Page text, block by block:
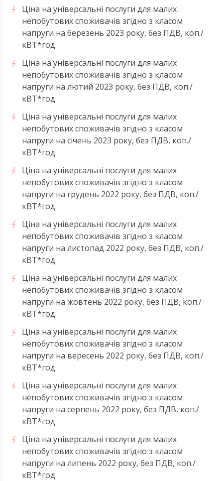
Ціна на універсальні послуги для малих
непобутових споживачів згідно з класом
напруги на березень 2023 року, без ПДВ, коп./
кВТ*год
Ціна на універсальні послуги для малих
непобутових споживачів згідно з класом
напруги на лютий 2023 року, без ПДВ, коп./
кВТ*год
Ціна на універсальні послуги для малих
непобутових споживачів згідно з класом
напруги на січень 2023 року, без ПДВ, коп./
кВТ*год
Ціна на універсальні послуги для малих
непобутових споживачів згідно з класом
напруги на грудень 2022 року, без ПДВ, коп./
кВТ*год
Ціна на універсальні послуги для малих
непобутових споживачів згідно з класом
напруги на листопад 2022 року, без ПДВ, коп./
кВТ*год
Ціна на універсальні послуги для малих
непобутових споживачів згідно з класом
напруги на жовтень 2022 року, без ПДВ, коп./
кВТ*год
Ціна на універсальні послуги для малих
непобутових споживачів згідно з класом
напруги на вересень 2022 року, без ПДВ, коп./
кВТ*год
Ціна на універсальні послуги для малих
непобутових споживачів згідно з класом
напруги на серпень 2022 року, без ПДВ, коп./
кВТ*год
Ціна на універсальні послуги для малих
непобутових споживачів згідно з класом
напруги на липень 2022 року, без ПДВ, коп./
кВТ*год